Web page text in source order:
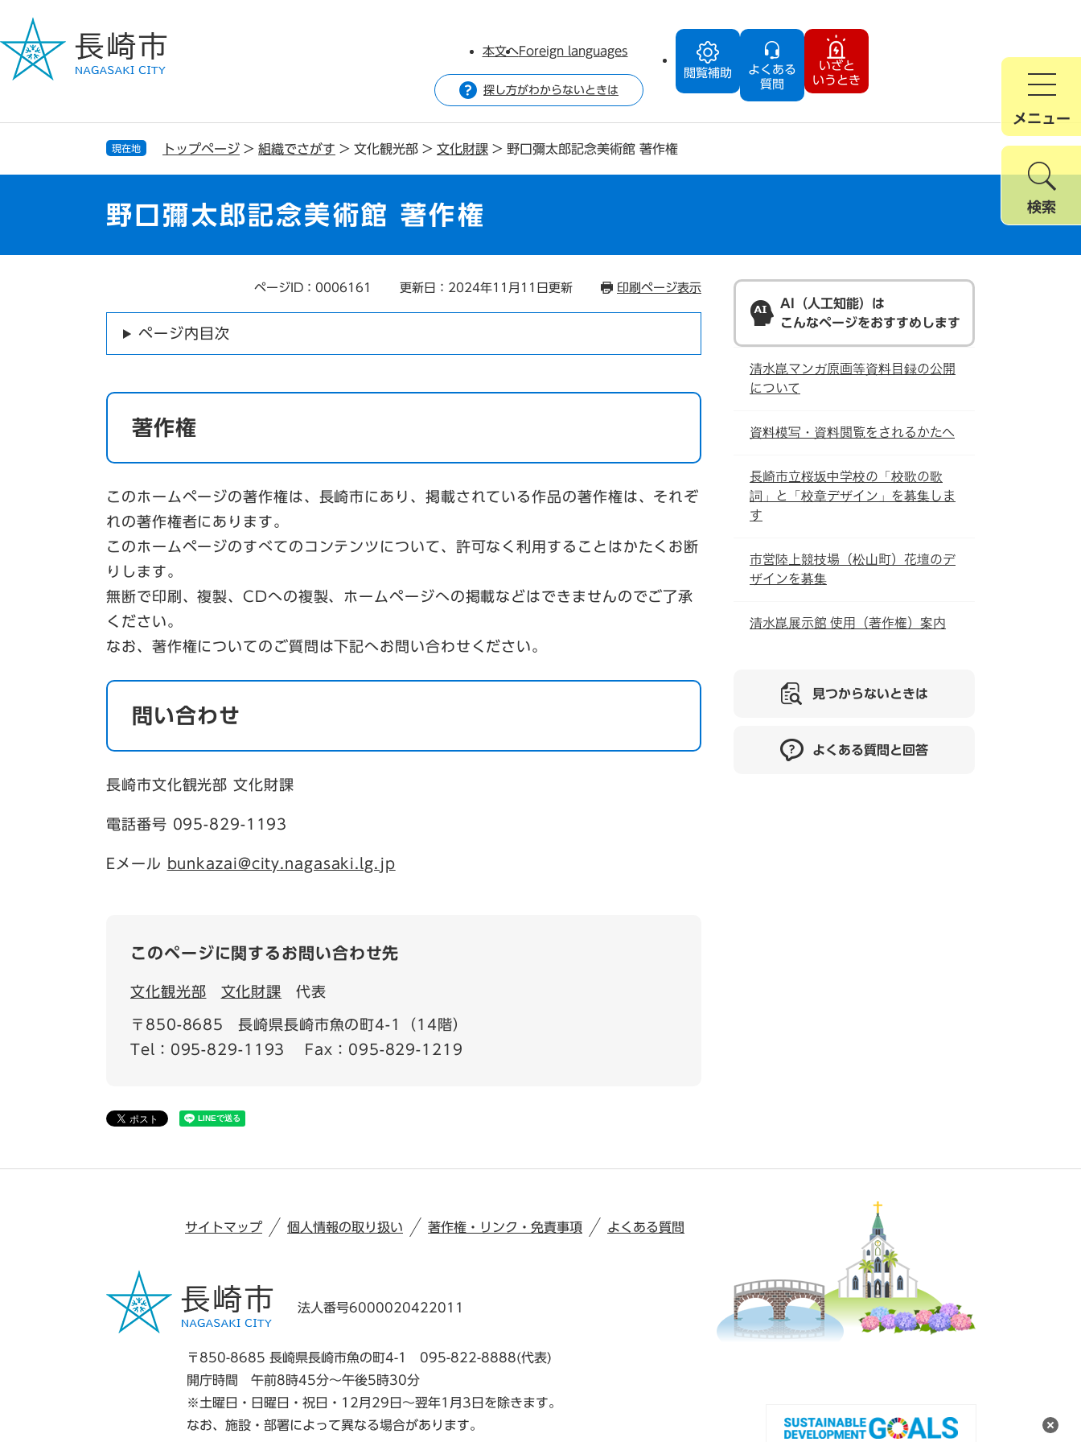
ジ
で
ュ
ば
閲覧補助
よくある
質問
いざと
いうとき
本文へForeign languages
探し方がわからないときは
メニュー
検索
現在地 トップページ > 組織でさがす > 文化観光部 > 文化財課 > 野口彌太郎記念美術館 著作権
野口彌太郎記念美術館 著作権
ページID：0006161 更新日：2024年11月11日更新 印刷ページ表示
ページ内目次
著作権
このホームページの著作権は、長崎市にあり、掲載されている作品の著作権は、それぞ
れの著作権者にあります。
このホームページのすべてのコンテンツについて、許可なく利用することはかたくお断
りします。
無断で印刷、複製、CDへの複製、ホームページへの掲載などはできませんのでご了承
ください。
なお、著作権についてのご質問は下記へお問い合わせください。
問い合わせ
長崎市文化観光部 文化財課
電話番号 095-829-1193
Eメール bunkazai@city.nagasaki.lg.jp
このページに関するお問い合わせ先
文化観光部 文化財課 代表
〒850-8685
長崎県長崎市魚の町4-1（14階）
Tel：095-829-1193
Fax：095-829-1219
AI（人工知能）は
こんなページをおすすめします
清水崑マンガ原画等資料目録の公開
について
資料模写・資料閲覧をされるかたへ
長崎市立桜坂中学校の「校歌の歌
詞」と「校章デザイン」を募集しま
す
市営陸上競技場（松山町）花壇のデ
ザインを募集
清水崑展示館 使用（著作権）案内
見つからないときは
よくある質問と回答
サイトマップ 個人情報の取り扱い 著作権・リンク・免責事項 よくある質問
法人番号6000020422011
〒850-8685 長崎県長崎市魚の町4-1
095-822-8888(代表)
開庁時間 午前8時45分～午後5時30分
※土曜日・日曜日・祝日・12月29日～翌年1月3日を除きます。
なお、施設・部署によって異なる場合があります。